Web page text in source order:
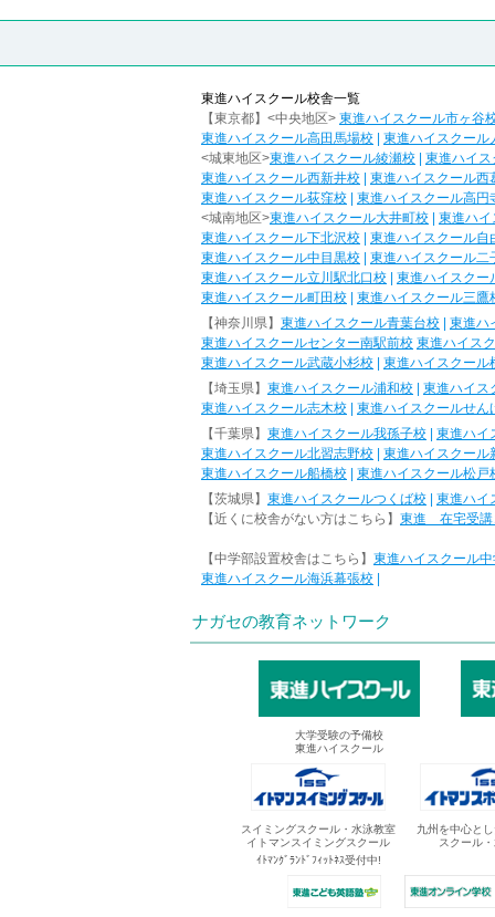
東進ハイスクール校舎一覧
【東京都】<中央地区> 東進ハイスクール市ヶ谷
東進ハイスクール高田馬場校
東進ハイスクール
<城東地区>東進ハイスクール綾瀬校
東進ハイ
東進ハイスクール西新井校
東進ハイスクール西
東進ハイスクール荻窪校
東進ハイスクール高円
<城南地区>東進ハイスクール大井町校
東進ハイ
東進ハイスクール下北沢校
東進ハイスクール自
東進ハイスクール中目黒校
東進ハイスクール二
東進ハイスクール立川駅北口校
東進ハイスクー
東進ハイスクール町田校
東進ハイスクール三鷹
【神奈川県】 東進ハイスクール青葉台校
東進ハ
東進ハイスクールセンター南駅前校 東進ハイス
東進ハイスクール武蔵小杉校
東進ハイスクール
【埼玉県】 東進ハイスクール浦和校
東進ハイス
東進ハイスクール志木校
東進ハイスクールせん
【千葉県】 東進ハイスクール我孫子校
東進ハイ
東進ハイスクール北習志野校
東進ハイスクール
東進ハイスクール船橋校
東進ハイスクール松戸
【茨城県】 東進ハイスクールつくば校
東進ハイ
【近くに校舎がない方はこちら】 東進 在宅受講
【中学部設置校舎はこちら】 東進ハイスクール
東進ハイスクール海浜幕張校
ナガセの教育ネットワーク
大学受験の予備校
東進ハイスクール
スイミングスクール・水泳教室
イトマンスイミングスクール
ｲﾄﾏﾝｸﾞﾗﾝﾄﾞﾌｨｯﾄﾈｽ受付中!
九州を中心と
スクール